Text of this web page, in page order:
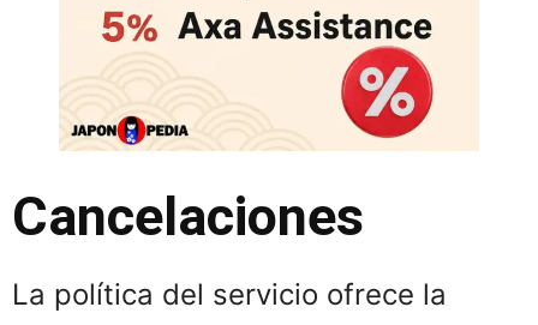
Cancelaciones
La política del servicio ofrece la